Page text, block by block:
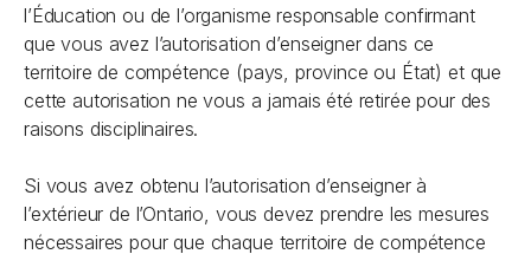
l’Éducation ou de l’organisme responsable confirmant
que vous avez l’autorisation d’enseigner dans ce
territoire de compétence (pays, province ou État) et que
cette autorisation ne vous a jamais été retirée pour des
raisons disciplinaires.
Si vous avez obtenu l’autorisation d’enseigner à
l’extérieur de l’Ontario, vous devez prendre les mesures
nécessaires pour que chaque territoire de compétence